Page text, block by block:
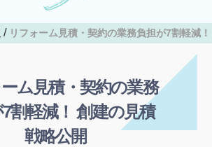
リフォーム見積・契約の業務負担が7割軽減
ム見積・契約の業務
割軽減！ 創建の見積
戦略公開